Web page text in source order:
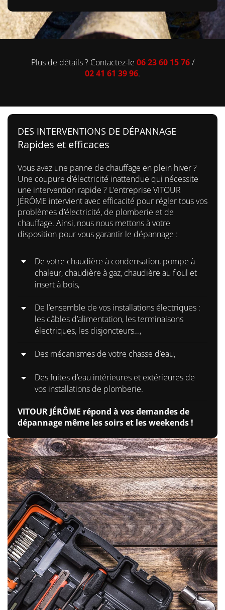
Plus de détails ? Contactez-le 06 23 60 15 76/
02 41 61 39 96.
DES INTERVENTIONS DE DÉPANNAGE
Rapides et efficaces
Vous avez une panne de chauffage en plein hiver ?
Une coupure d’électricité inattendue qui nécessite
une intervention rapide ? L’entreprise VITOUR
JÉRÔME intervient avec efficacité pour régler tous vos
problèmes d’électricité, de plomberie et de
chauffage. Ainsi, nous nous mettons à votre
disposition pour vous garantir le dépannage :
De votre chaudière à condensation, pompe à
chaleur, chaudière à gaz, chaudière au fioul et
insert à bois,
De l’ensemble de vos installations électriques :
les câbles d’alimentation, les terminaisons
électriques, les disjoncteurs…,
Des mécanismes de votre chasse d’eau,
Des fuites d’eau intérieures et extérieures de
vos installations de plomberie.
VITOUR JÉRÔME répond à vos demandes de
dépannage même les soirs et les weekends !